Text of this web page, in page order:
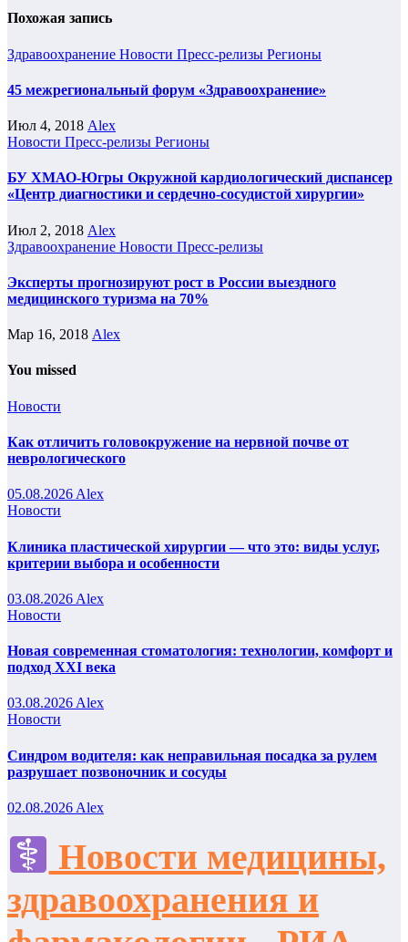
Похожая запись
Здравоохранение Новости Пресс-релизы Регионы
45 межрегиональный форум «Здравоохранение»
Июл 4, 2018 Alex
Новости Пресс-релизы Регионы
БУ ХМАО-Югры Окружной кардиологический диспансер
«Центр диагностики и сердечно-сосудистой хирургии»
Июл 2, 2018 Alex
Здравоохранение Новости Пресс-релизы
Эксперты прогнозируют рост в России выездного
медицинского туризма на 70%
Мар 16, 2018 Alex
You missed
Новости
Как отличить головокружение на нервной почве от
неврологического
05.08.2026 Alex
Новости
Клиника пластической хирургии — что это: виды услуг,
критерии выбора и особенности
03.08.2026 Alex
Новости
Новая современная стоматология: технологии, комфорт и
подход XXI века
03.08.2026 Alex
Новости
Синдром водителя: как неправильная посадка за рулем
разрушает позвоночник и сосуды
02.08.2026 Alex
Новости медицины,
здравоохранения и